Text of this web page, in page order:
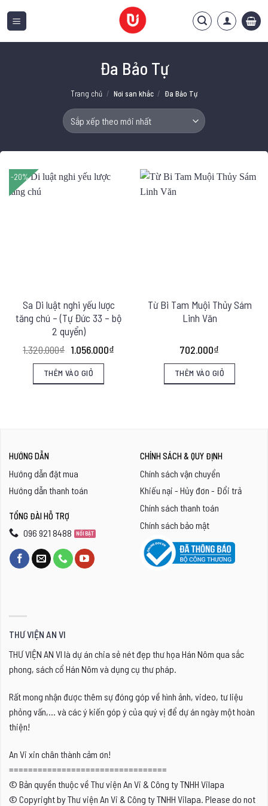
qua
Đa Bảo Tự
Trang chủ / Nơi san khắc / Đa Bảo Tự
-20%
Sa Di luật nghi yếu lược
tăng chú – (Tự Đức 33 – bộ
2 quyển)
1.320.000₫ Giá
là:
1.320.000₫.
1.056.000₫Giá
THÊM VÀO GIỎ
Từ Bi Tam Muội Thủy Sám
Linh Văn
702.000₫
THÊM VÀO GIỎ
HƯỚNG DẪN
Hướng dẫn đặt mua
Hướng dẫn thanh toán
TỔNG ĐÀI HỖ TRỢ
096 921 8488
CHÍNH SÁCH & QUY ĐỊNH
Chính sách vận chuyển
Khiếu nại - Hủy đơn - Đổi trả
Chính sách thanh toán
Chính sách bảo mật
THƯ VIỆN AN VI
THƯ VIỆN AN VI là dự án chia sẻ nét đẹp thư họa Hán Nôm qua sắc
phong, sách cổ Hán Nôm và dụng cụ thư pháp.
Rất mong nhận được thêm sự đóng góp về hình ảnh, video, tư liệu
phỏng vấn,... và các ý kiến góp ý của quý vị để dự án ngày một hoàn
thiện!
An Vi xin chân thành cảm ơn!
=================================
© Bản quyền thuộc về Thư viện An Vi & Công ty TNHH Vilapa
© Copyright by Thư viện An Vi & Công ty TNHH Vilapa. Please do not